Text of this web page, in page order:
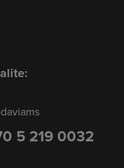
5 219 0032